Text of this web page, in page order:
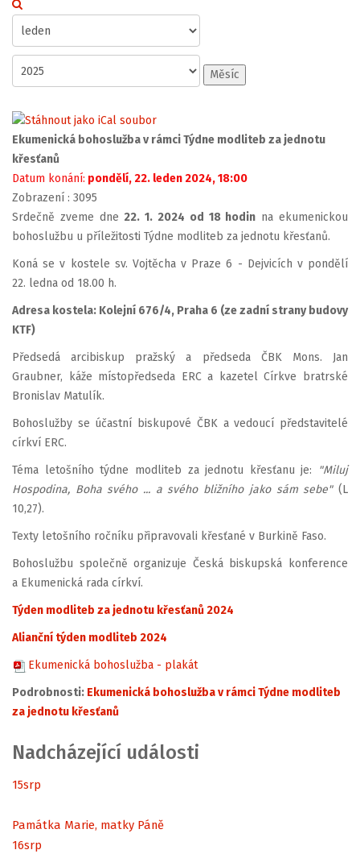
Měsíc
Ekumenická bohoslužba v rámci Týdne modliteb za jednotu
křesťanů
Datum konání: pondělí, 22. leden 2024, 18:00
Zobrazení : 3095
Srdečně zveme dne 22. 1. 2024 od 18 hodin na ekumenickou
bohoslužbu u příležitosti Týdne modliteb za jednotu křesťanů.
Koná se v kostele sv. Vojtěcha v Praze 6 - Dejvicích v pondělí
22. ledna od 18.00 h.
Adresa kostela: Kolejní 676/4, Praha 6 (ze zadní strany budovy
KTF)
Předsedá arcibiskup pražský a předseda ČBK Mons. Jan
Graubner, káže místopředseda ERC a kazetel Církve bratrské
Bronislav Matulík.
Bohoslužby se účastní biskupové ČBK a vedoucí představitelé
církví ERC.
Téma letošního týdne modliteb za jednotu křesťanu je:
"Miluj
Hospodina, Boha svého ... a svého bližního jako sám sebe"(L
10,27).
Texty letošního ročníku připravovali křesťané v Burkině Faso.
Bohoslužbu společně organizuje Česká biskupská konference
a Ekumenická rada církví.
Týden modliteb za jednotu křesťanů 2024
Alianční týden modliteb 2024
Ekumenická bohoslužba - plakát
Podrobnosti: Ekumenická bohoslužba v rámci Týdne modliteb
za jednotu křesťanů
Nadcházející události
15srp
Památka Marie, matky Páně
16srp